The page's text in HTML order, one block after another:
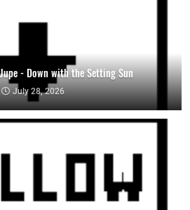
- Down with the Setting Sun
July 28, 2026